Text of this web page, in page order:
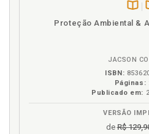
Proteção Ambiental &
JACSON
ISBN:
Páginas:
Publicado em:
VERSÃO
deR$